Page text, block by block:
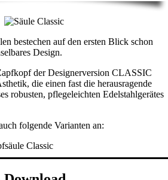
bestechen auf den ersten Blick schon
Design.
der Designerversion CLASSIC
die einen fast die herausragende
robusten, pflegeleichten Edelstahlgerätes
folgende Varianten an: